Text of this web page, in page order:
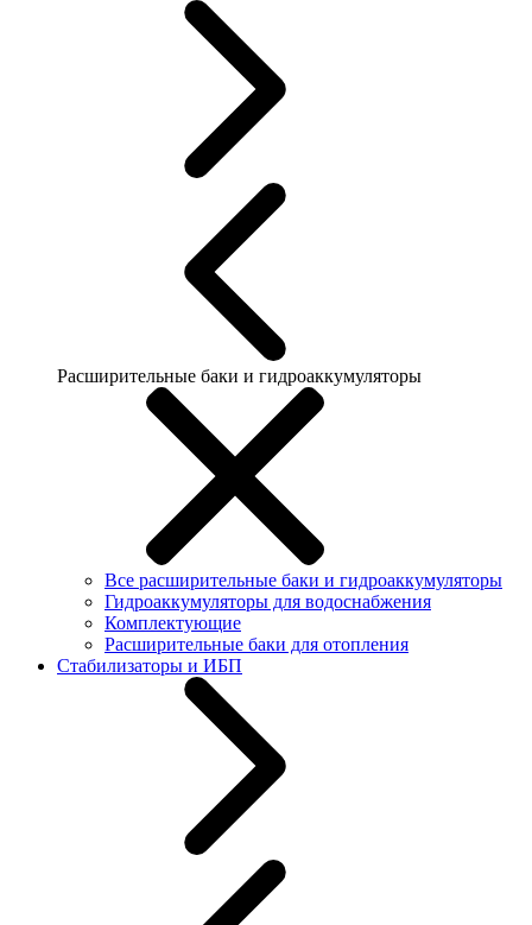
Расширительные баки и гидроаккумуляторы
Все расширительные баки и гидроаккумуляторы
Гидроаккумуляторы для водоснабжения
Комплектующие
Расширительные баки для отопления
Стабилизаторы и ИБП